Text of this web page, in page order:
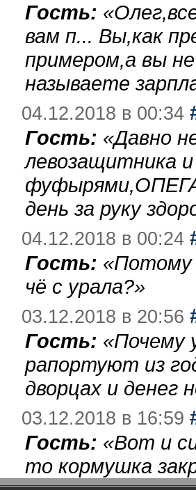
Гость: «
вам п... Вы,как
примером,а вы
называете
04.12.2018 в 00:34
Гость: «Давно
левозащитника
день за руку
04.12.2018 в 00:24
Гость: «Потому
чё с урала?»
03.12.2018 в 20:56
Гость: «Почему
рапортуют из
дворцах и
03.12.2018 в 16:59
Гость: «Вот и
то кормушка